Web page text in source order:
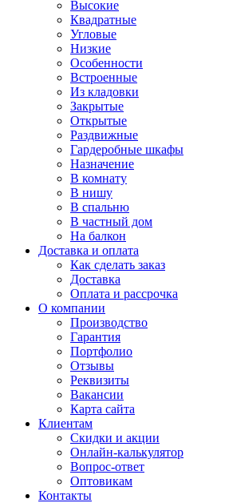
Высокие
Квадратные
Угловые
Низкие
Особенности
Встроенные
Из кладовки
Закрытые
Открытые
Раздвижные
Гардеробные шкафы
Назначение
В комнату
В нишу
В спальню
В частный дом
На балкон
Доставка и оплата
Как сделать заказ
Доставка
Оплата и рассрочка
О компании
Производство
Гарантия
Портфолио
Отзывы
Реквизиты
Вакансии
Карта сайта
Клиентам
Скидки и акции
Онлайн-калькулятор
Вопрос-ответ
Оптовикам
Контакты